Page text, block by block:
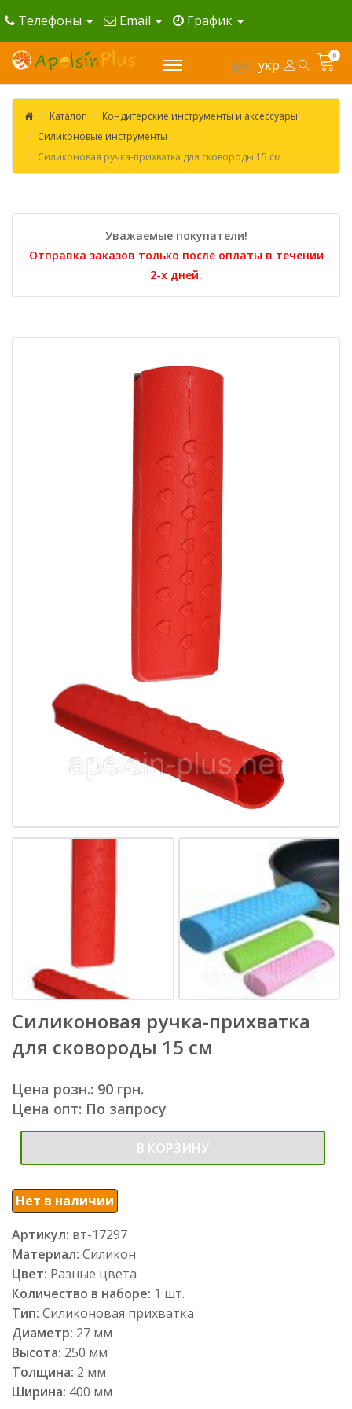
Телефоны Email График
рус укр
0
Каталог
Кондитерские инструменты и аксессуары
Силиконовые инструменты
Силиконовая ручка-прихватка для сковороды 15 см
Уважаемые покупатели!
Отправка заказов только после оплаты в течении
2-х дней.
Силиконовая ручка-прихватка
для сковороды 15 см
Цена розн.: 90 грн.
Цена опт: По запросу
В КОРЗИНУ
Нет в наличии
Артикул: вт-17297
Материал: Силикон
Цвет: Разные цвета
Количество в наборе: 1 шт.
Тип: Силиконовая прихватка
Диаметр: 27 мм
Высота: 250 мм
Толщина: 2 мм
Ширина: 400 мм